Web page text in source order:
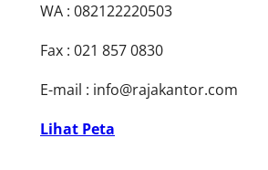
WA : 082122220503
Fax : 021 857 0830
E-mail : info@rajakantor.com
Lihat Peta